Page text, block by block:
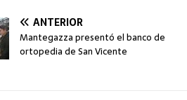
ANTERIOR
Mantegazza presentó el banco de
ortopedia de San Vicente